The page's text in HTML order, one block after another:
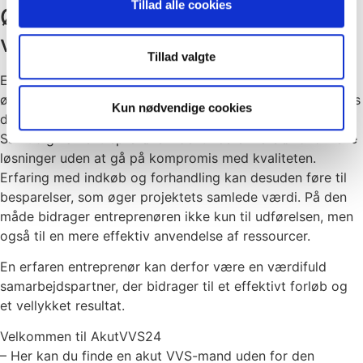
Tillad alle cookies
Tillad valgte
Kun nødvendige cookies
Økonomisk overblik og
værdiskabelse
Endelig spiller entreprenøren en vigtig rolle i forhold til
økonomistyring. Gennem løbende budgetopfølgning sikres
det, at udgifterne holdes inden for de aftalte rammer.
Samtidig kan entreprenøren identificere mere økonomiske
løsninger uden at gå på kompromis med kvaliteten.
Erfaring med indkøb og forhandling kan desuden føre til
besparelser, som øger projektets samlede værdi. På den
måde bidrager entreprenøren ikke kun til udførelsen, men
også til en mere effektiv anvendelse af ressourcer.
En erfaren entreprenør kan derfor være en værdifuld
samarbejdspartner, der bidrager til et effektivt forløb og
et vellykket resultat.
Velkommen til AkutVVS24
– Her kan du finde en akut VVS-mand uden for den